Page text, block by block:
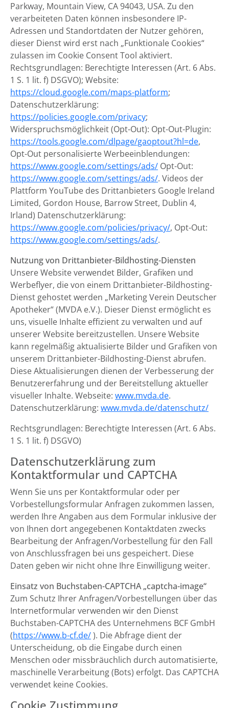
Parkway, Mountain View, CA 94043, USA. Zu den
verarbeiteten Daten können insbesondere IP-
Adressen und Standortdaten der Nutzer gehören,
dieser Dienst wird erst nach „Funktionale Cookies“
zulassen im Cookie Consent Tool aktiviert.
Rechtsgrundlagen: Berechtigte Interessen (Art. 6 Abs.
1 S. 1 lit. f) DSGVO); Website:
https://cloud.google.com/maps-platform;
Datenschutzerklärung:
https://policies.google.com/privacy;
Widerspruchsmöglichkeit (Opt-Out): Opt-Out-Plugin:
https://tools.google.com/dlpage/gaoptout?hl=de,
Opt-Out personalisierte Werbeeinblendungen:
https://www.google.com/settings/ads/ Opt-Out:
https://www.google.com/settings/ads/. Videos der
Plattform YouTube des Drittanbieters Google Ireland
Limited, Gordon House, Barrow Street, Dublin 4,
Irland) Datenschutzerklärung:
https://www.google.com/policies/privacy/, Opt-Out:
https://www.google.com/settings/ads/.
Nutzung von Drittanbieter-Bildhosting-Diensten
Unsere Website verwendet Bilder, Grafiken und
Werbeflyer, die von einem Drittanbieter-Bildhosting-
Dienst gehostet werden „Marketing Verein Deutscher
Apotheker“ (MVDA e.V.). Dieser Dienst ermöglicht es
uns, visuelle Inhalte effizient zu verwalten und auf
unserer Website bereitzustellen. Unsere Website
kann regelmäßig aktualisierte Bilder und Grafiken von
unserem Drittanbieter-Bildhosting-Dienst abrufen.
Diese Aktualisierungen dienen der Verbesserung der
Benutzererfahrung und der Bereitstellung aktueller
visueller Inhalte. Webseite: www.mvda.de.
Datenschutzerklärung: www.mvda.de/datenschutz/
Rechtsgrundlagen: Berechtigte Interessen (Art. 6 Abs.
1 S. 1 lit. f) DSGVO)
Datenschutzerklärung zum
Kontaktformular und CAPTCHA
Wenn Sie uns per Kontaktformular oder per
Vorbestellungsformular Anfragen zukommen lassen,
werden Ihre Angaben aus dem Formular inklusive der
von Ihnen dort angegebenen Kontaktdaten zwecks
Bearbeitung der Anfragen/Vorbestellung für den Fall
von Anschlussfragen bei uns gespeichert. Diese
Daten geben wir nicht ohne Ihre Einwilligung weiter.
Einsatz von Buchstaben-CAPTCHA „captcha-image“
Zum Schutz Ihrer Anfragen/Vorbestellungen über das
Internetformular verwenden wir den Dienst
Buchstaben-CAPTCHA des Unternehmens BCF GmbH
(https://www.b-cf.de/). Die Abfrage dient der
Unterscheidung, ob die Eingabe durch einen
Menschen oder missbräuchlich durch automatisierte,
maschinelle Verarbeitung (Bots) erfolgt. Das CAPTCHA
verwendet keine Cookies.